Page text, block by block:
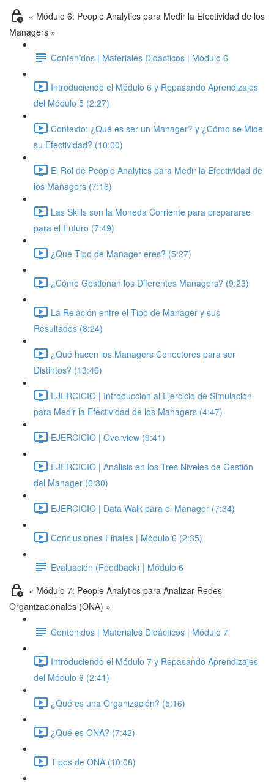
« Módulo 6: People Analytics para Medir la Efectividad de los
Managers »
Contenidos | Materiales Didácticos | Módulo 6
Introduciendo el Módulo 6 y Repasando Aprendizajes
del Módulo 5 (2:27)
Contexto: ¿Qué es ser un Manager? y ¿Cómo se Mide
su Efectividad? (10:00)
El Rol de People Analytics para Medir la Efectividad de
los Managers (7:16)
Las Skills son la Moneda Corriente para prepararse
para el Futuro (7:49)
¿Que Tipo de Manager eres? (5:27)
¿Cómo Gestionan los Diferentes Managers? (9:23)
La Relación entre el Tipo de Manager y sus
Resultados (8:24)
¿Qué hacen los Managers Conectores para ser
Distintos? (13:46)
EJERCICIO | Introduccion al Ejercicio de Simulacion
para Medir la Efectividad de los Managers (4:47)
EJERCICIO | Overview (9:41)
EJERCICIO | Análisis en los Tres Niveles de Gestión
del Manager (6:30)
EJERCICIO | Data Walk para el Manager (7:34)
Conclusiones Finales | Módulo 6 (2:35)
Evaluación (Feedback) | Módulo 6
« Módulo 7: People Analytics para Analizar Redes
Organizacionales (ONA) »
Contenidos | Materiales Didácticos | Módulo 7
Introduciendo el Módulo 7 y Repasando Aprendizajes
del Módulo 6 (2:41)
¿Qué es una Organización? (5:16)
¿Qué es ONA? (7:42)
Tipos de ONA (10:08)